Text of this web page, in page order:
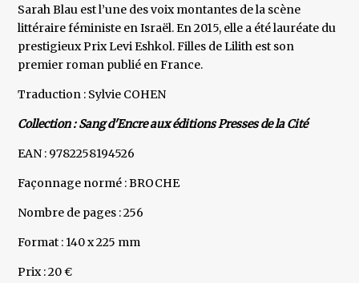
Sarah Blau est l’une des voix montantes de la scène
littéraire féministe en Israël. En 2015, elle a été lauréate du
prestigieux Prix Levi Eshkol. Filles de Lilith est son
premier roman publié en France.
Traduction : Sylvie COHEN
Collection : Sang d'Encre aux éditions Presses de la Cité
EAN : 9782258194526
Façonnage normé : BROCHE
Nombre de pages : 256
Format : 140 x 225 mm
Prix : 20 €